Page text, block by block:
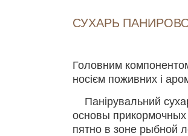
СУХАРЬ
Головним
носієм поживних і
Панірувальний
основы
пятно в зоне рыбной